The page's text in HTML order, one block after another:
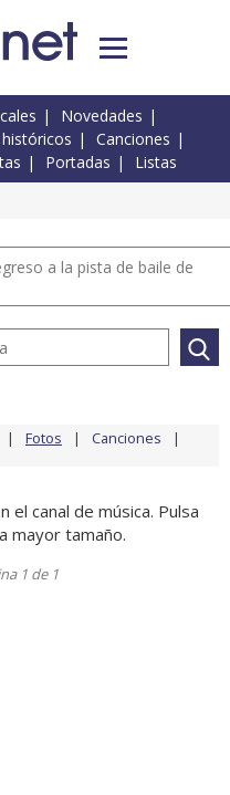
Novedades
Canciones
Portadas Listas
a la pista de baile de
Fotos Canciones
el canal de música. Pulsa
mayor tamaño.
1 de 1